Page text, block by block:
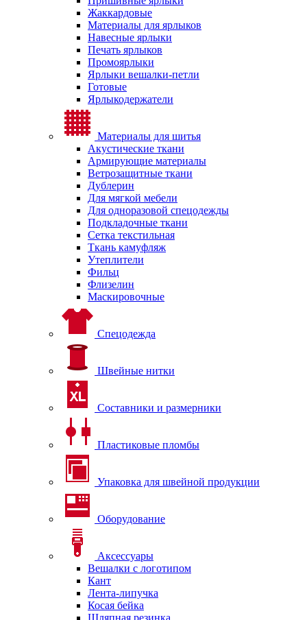
Жаккардовые
Материалы для ярлыков
Навесные ярлыки
Печать ярлыков
Промоярлыки
Ярлыки вешалки-петли
Готовые
Ярлыкодержатели
Материалы для шитья
Акустические ткани
Армирующие материалы
Ветрозащитные ткани
Дублерин
Для мягкой мебели
Для одноразовой спецодежды
Подкладочные ткани
Сетка текстильная
Ткань камуфляж
Утеплители
Фильц
Флизелин
Маскировочные
Спецодежда
Швейные нитки
Составники и размерники
Пластиковые пломбы
Упаковка для швейной продукции
Оборудование
Аксессуары
Вешалки с логотипом
Кант
Лента-липучка
Косая бейка
Шляпная резинка